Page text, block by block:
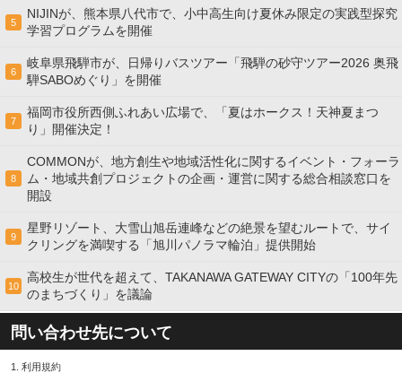
5
NIJINが、熊本県八代市で、小中高生向け夏休み限定の実践型探究
学習プログラムを開催
6
岐阜県飛騨市が、日帰りバスツアー「飛騨の砂守ツアー2026 奥飛
騨SABOめぐり」を開催
7
福岡市役所西側ふれあい広場で、「夏はホークス！天神夏まつ
り」開催決定！
8
COMMONが、地方創生や地域活性化に関するイベント・フォーラ
ム・地域共創プロジェクトの企画・運営に関する総合相談窓口を
開設
9
星野リゾート、大雪山旭岳連峰などの絶景を望むルートで、サイ
クリングを満喫する「旭川パノラマ輪泊」提供開始
10
高校⽣が世代を超えて、TAKANAWA GATEWAY CITYの「100年先
のまちづくり」を議論
問い合わせ先について
1. 利用規約